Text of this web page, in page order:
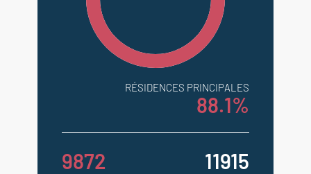
RÉSIDENCES PRINCIPALES
88.1%
9872 11915